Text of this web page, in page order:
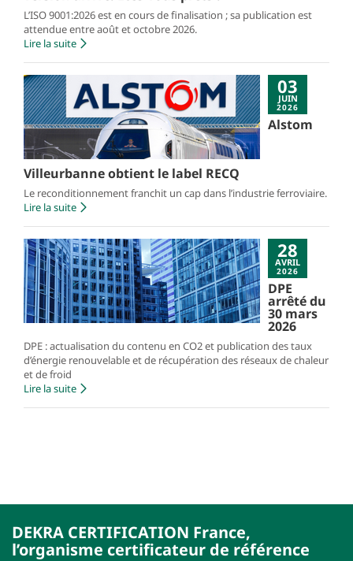
L’ISO 9001:2026 est en cours de finalisation ; sa publication est
attendue entre août et octobre 2026.
Lire la suite
03
JUIN
2026
Alstom
Villeurbanne obtient le label RECQ
Le reconditionnement franchit un cap dans l’industrie ferroviaire.
Lire la suite
28
AVRIL
2026
DPE
arrêté du
30 mars
2026
DPE : actualisation du contenu en CO2 et publication des taux
d’énergie renouvelable et de récupération des réseaux de chaleur
et de froid
Lire la suite
DEKRA CERTIFICATION France,
l’organisme certificateur de référence